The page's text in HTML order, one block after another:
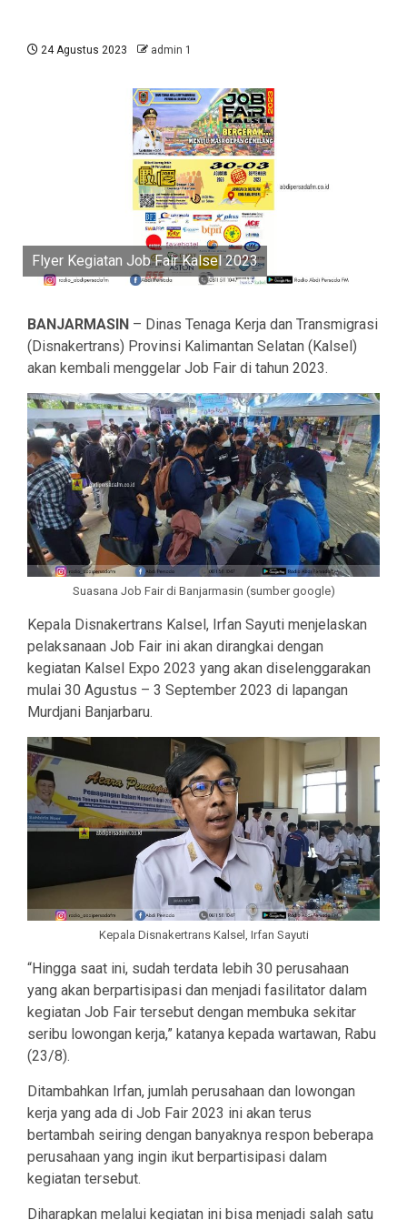
24 Agustus 2023 admin 1
Flyer Kegiatan Job Fair Kalsel 2023
BANJARMASIN – Dinas Tenaga Kerja dan Transmigrasi
(Disnakertrans) Provinsi Kalimantan Selatan (Kalsel)
akan kembali menggelar Job Fair di tahun 2023.
Suasana Job Fair di Banjarmasin (sumber google)
Kepala Disnakertrans Kalsel, Irfan Sayuti menjelaskan
pelaksanaan Job Fair ini akan dirangkai dengan
kegiatan Kalsel Expo 2023 yang akan diselenggarakan
mulai 30 Agustus – 3 September 2023 di lapangan
Murdjani Banjarbaru.
Kepala Disnakertrans Kalsel, Irfan Sayuti
“Hingga saat ini, sudah terdata lebih 30 perusahaan
yang akan berpartisipasi dan menjadi fasilitator dalam
kegiatan Job Fair tersebut dengan membuka sekitar
seribu lowongan kerja,” katanya kepada wartawan, Rabu
(23/8).
Ditambahkan Irfan, jumlah perusahaan dan lowongan
kerja yang ada di Job Fair 2023 ini akan terus
bertambah seiring dengan banyaknya respon beberapa
perusahaan yang ingin ikut berpartisipasi dalam
kegiatan tersebut.
Diharapkan melalui kegiatan ini bisa menjadi salah satu